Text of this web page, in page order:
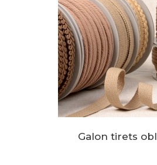
Galon tirets